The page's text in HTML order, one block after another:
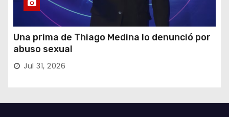
Una prima de Thiago Medina lo denunció por
abuso sexual
Jul 31, 2026